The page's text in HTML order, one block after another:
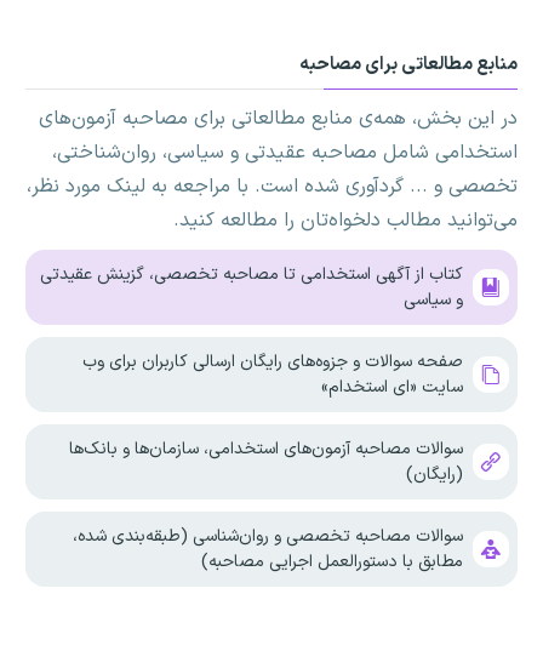
منابع مطالعاتی برای مصاحبه
در این بخش، همه‌ی منابع مطالعاتی برای مصاحبه آزمون‌های
استخدامی شامل مصاحبه عقیدتی و سیاسی، روان‌شناختی،
تخصصی و ... گردآوری شده است. با مراجعه به لینک مورد نظر،
می‌توانید مطالب دلخواه‌تان را مطالعه کنید.
کتاب از آگهی استخدامی تا مصاحبه تخصصی، گزینش عقیدتی
و سیاسی
صفحه سوالات و جزوه‌های رایگان ارسالی کاربران برای وب
سایت «ای استخدام»
سوالات مصاحبه آزمون‌های استخدامی، سازمان‌ها و بانک‌ها
(رایگان)
سوالات مصاحبه تخصصی و روان‌شناسی (طبقه‌بندی شده،
مطابق با دستورالعمل اجرایی مصاحبه)